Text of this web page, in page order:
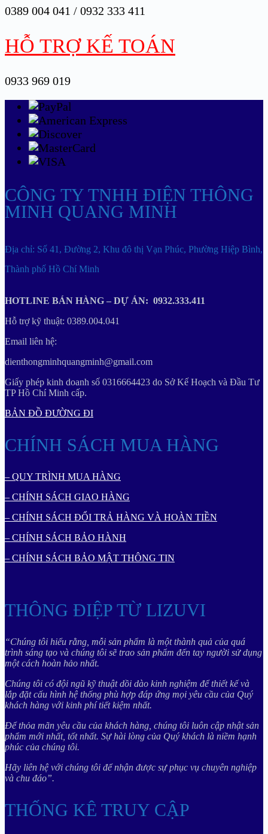
0389 004 041 / 0932 333 411
HỖ TRỢ KẾ TOÁN
0933 969 019
CÔNG TY TNHH ĐIỆN THÔNG
MINH QUANG MINH
Địa chỉ: Số 41, Đường 2, Khu đô thị Vạn Phúc, Phường Hiệp Bình,
Thành phố Hồ Chí Minh
HOTLINE BÁN HÀNG – DỰ ÁN: 0932.333.411
Hỗ trợ kỹ thuật: 0389.004.041
Email liên hệ:
dienthongminhquangminh@gmail.com
Giấy phép kinh doanh số 0316664423 do Sở Kế Hoạch và Đầu Tư
TP Hồ Chí Minh cấp.
BẢN ĐỒ ĐƯỜNG ĐI
CHÍNH SÁCH MUA HÀNG
– QUY TRÌNH MUA HÀNG
– CHÍNH SÁCH GIAO HÀNG
– CHÍNH SÁCH ĐỔI TRẢ HÀNG VÀ HOÀN TIỀN
– CHÍNH SÁCH BẢO HÀNH
– CHÍNH SÁCH BẢO MẬT THÔNG TIN
THÔNG ĐIỆP TỪ LIZUVI
“Chúng tôi hiểu rằng, mỗi sản phẩm là một thành quả của quá
trình sáng tạo và chúng tôi sẽ trao sản phẩm đến tay người sử dụng
một cách hoàn hảo nhất.
Chúng tôi có đội ngũ kỹ thuật dồi dào kinh nghiệm để thiết kế và
lắp đặt cấu hình hệ thống phù hợp đáp ứng mọi yêu cầu của Quý
khách hàng với kinh phí tiết kiệm nhất.
Để thỏa mãn yêu cầu của khách hàng, chúng tôi luôn cập nhật sản
phẩm mới nhất, tốt nhất. Sự hài lòng của Quý khách là niềm hạnh
phúc của chúng tôi.
Hãy liên hệ với chúng tôi để nhận được sự phục vụ chuyên nghiệp
và chu đáo”.
THỐNG KÊ TRUY CẬP